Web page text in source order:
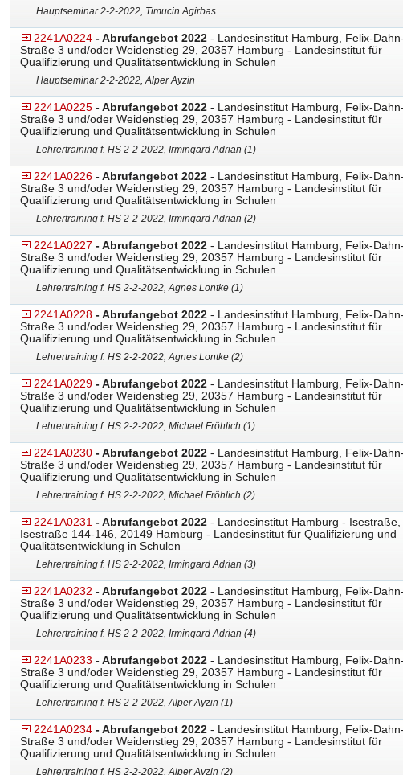
Hauptseminar 2-2-2022, Timucin Agirbas
2241A0224 - Abrufangebot 2022- Landesinstitut Hamburg, Felix-
Straße 3 und/oder Weidenstieg 29, 20357 Hamburg - Landesinstitut für
Qualifizierung und Qualitätsentwicklung in Schulen
Hauptseminar 2-2-2022, Alper Ayzin
2241A0225 - Abrufangebot 2022- Landesinstitut Hamburg, Felix-
Straße 3 und/oder Weidenstieg 29, 20357 Hamburg - Landesinstitut für
Qualifizierung und Qualitätsentwicklung in Schulen
Lehrertraining f. HS 2-2-2022, Irmingard Adrian (1)
2241A0226 - Abrufangebot 2022- Landesinstitut Hamburg, Felix-
Straße 3 und/oder Weidenstieg 29, 20357 Hamburg - Landesinstitut für
Qualifizierung und Qualitätsentwicklung in Schulen
Lehrertraining f. HS 2-2-2022, Irmingard Adrian (2)
2241A0227 - Abrufangebot 2022- Landesinstitut Hamburg, Felix-
Straße 3 und/oder Weidenstieg 29, 20357 Hamburg - Landesinstitut für
Qualifizierung und Qualitätsentwicklung in Schulen
Lehrertraining f. HS 2-2-2022, Agnes Lontke (1)
2241A0228 - Abrufangebot 2022- Landesinstitut Hamburg, Felix-
Straße 3 und/oder Weidenstieg 29, 20357 Hamburg - Landesinstitut für
Qualifizierung und Qualitätsentwicklung in Schulen
Lehrertraining f. HS 2-2-2022, Agnes Lontke (2)
2241A0229 - Abrufangebot 2022- Landesinstitut Hamburg, Felix-
Straße 3 und/oder Weidenstieg 29, 20357 Hamburg - Landesinstitut für
Qualifizierung und Qualitätsentwicklung in Schulen
Lehrertraining f. HS 2-2-2022, Michael Fröhlich (1)
2241A0230 - Abrufangebot 2022- Landesinstitut Hamburg, Felix-
Straße 3 und/oder Weidenstieg 29, 20357 Hamburg - Landesinstitut für
Qualifizierung und Qualitätsentwicklung in Schulen
Lehrertraining f. HS 2-2-2022, Michael Fröhlich (2)
2241A0231 - Abrufangebot 2022- Landesinstitut Hamburg - Isestraße,
Isestraße 144-146, 20149 Hamburg - Landesinstitut für Qualifizierung und
Qualitätsentwicklung in Schulen
Lehrertraining f. HS 2-2-2022, Irmingard Adrian (3)
2241A0232 - Abrufangebot 2022- Landesinstitut Hamburg, Felix-
Straße 3 und/oder Weidenstieg 29, 20357 Hamburg - Landesinstitut für
Qualifizierung und Qualitätsentwicklung in Schulen
Lehrertraining f. HS 2-2-2022, Irmingard Adrian (4)
2241A0233 - Abrufangebot 2022- Landesinstitut Hamburg, Felix-
Straße 3 und/oder Weidenstieg 29, 20357 Hamburg - Landesinstitut für
Qualifizierung und Qualitätsentwicklung in Schulen
Lehrertraining f. HS 2-2-2022, Alper Ayzin (1)
2241A0234 - Abrufangebot 2022- Landesinstitut Hamburg, Felix-
Straße 3 und/oder Weidenstieg 29, 20357 Hamburg - Landesinstitut für
Qualifizierung und Qualitätsentwicklung in Schulen
Lehrertraining f. HS 2-2-2022, Alper Ayzin (2)